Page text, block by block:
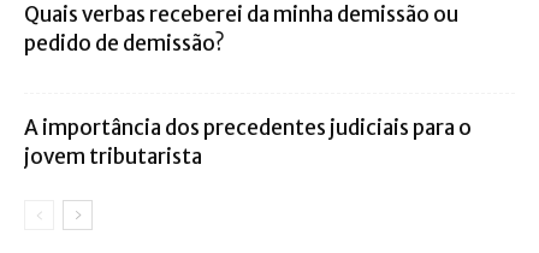
Quais verbas receberei da minha demissão ou
pedido de demissão?
A importância dos precedentes judiciais para o
jovem tributarista